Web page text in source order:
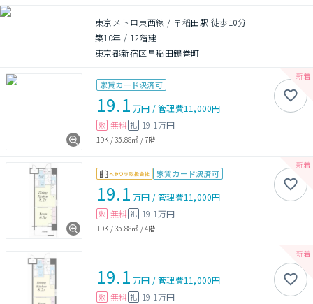
東京メトロ東西線 / 早稲田駅 徒歩10分
築10年 / 12階建
東京都新宿区早稲田鶴巻町
家賃カード決済可
19.1 万円 /管理費11,000円
敷 無料 礼 19.1万円
1DK /35.88㎡ /7階
家賃カード決済可
19.1 万円 /管理費11,000円
敷 無料 礼 19.1万円
1DK /35.88㎡ /4階
19.1 万円 /管理費11,000円
敷 無料 礼 19.1万円